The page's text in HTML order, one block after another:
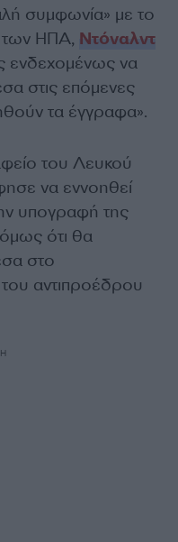
συμφωνία» με το
των ΗΠΑ, Ντόναλντ
ενδεχομένως να
στις επόμενες
τα έγγραφα».
του Λευκού
να εννοηθεί
υπογραφή της
ότι θα
στο
αντιπροέδρου